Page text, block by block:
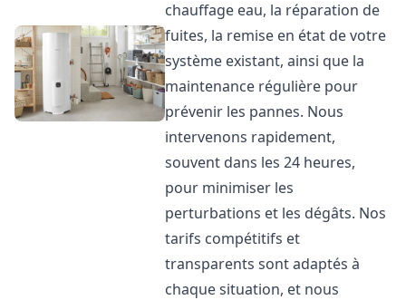
chauffage eau, la réparation de
fuites, la remise en état de votre
système existant, ainsi que la
maintenance régulière pour
prévenir les pannes. Nous
intervenons rapidement,
souvent dans les 24 heures,
pour minimiser les
perturbations et les dégâts. Nos
tarifs compétitifs et
transparents sont adaptés à
chaque situation, et nous